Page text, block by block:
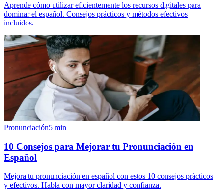
Aprende cómo utilizar eficientemente los recursos digitales para
dominar el español. Consejos prácticos y métodos efectivos
incluidos.
Pronunciación5 min
10 Consejos para Mejorar tu Pronunciación en
Español
Mejora tu pronunciación en español con estos 10 consejos prácticos
y efectivos. Habla con mayor claridad y confianza.